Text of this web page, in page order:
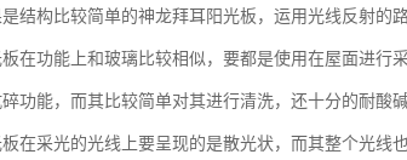
结构比较简单的神龙拜耳阳光板，运用光线反射的
在功能上和玻璃比较相似，要都是使用在屋面进行
功能，而其比较简单对其进行清洗，还十分的耐酸
在采光的光线上要呈现的是散光状，而其整个光线